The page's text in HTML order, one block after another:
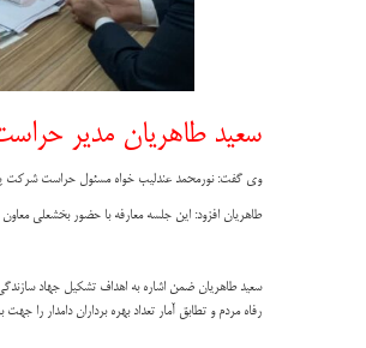
سعید طاهریان مدیر
وی گفت: نورمحمد عندلیب خواه مسئول حراست شرکت
طاهریان افزود: این جلسه معارفه با حضور بخشعلی
سعید طاهریان ضمن اشاره به اهداف تشکیل جهاد
رفاه مردم و تطابق آمار تعداد بهره برداران دامدار